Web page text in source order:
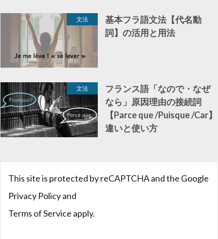
文法
基本フラ語文法【代名動
詞】の活用と用法
文法
フランス語「なので・なぜ
なら」原因理由の接続詞
【Parce que /Puisque /Car】
違いと使い方
This site is protected by reCAPTCHA and the Google
Privacy Policyand
Terms of Service apply.